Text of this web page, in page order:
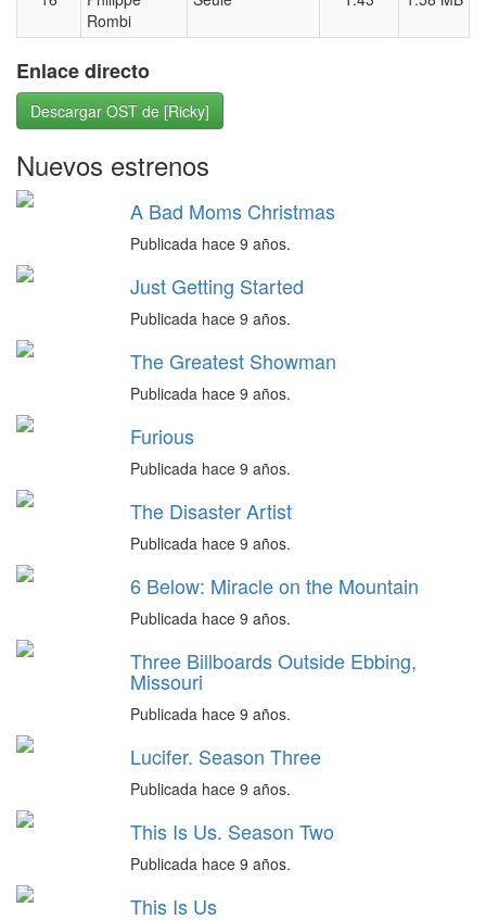
Rombi
Enlace directo
Descargar OST de [Ricky]
Nuevos estrenos
A Bad Moms Christmas
Publicada hace 9 años.
Just Getting Started
Publicada hace 9 años.
The Greatest Showman
Publicada hace 9 años.
Furious
Publicada hace 9 años.
The Disaster Artist
Publicada hace 9 años.
6 Below: Miracle on the Mountain
Publicada hace 9 años.
Three Billboards Outside Ebbing,
Missouri
Publicada hace 9 años.
Lucifer. Season Three
Publicada hace 9 años.
This Is Us. Season Two
Publicada hace 9 años.
This Is Us